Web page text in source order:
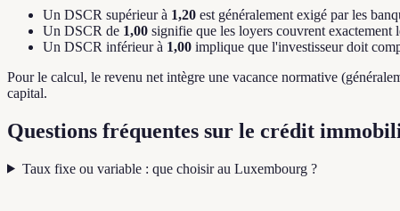
Un DSCR supérieur à 1,20 est généralement exigé par les
Un DSCR de 1,00 signifie que les loyers couvrent
Un DSCR inférieur à 1,00 implique que l'investisseur doit
Pour le calcul, le revenu net intègre une vacance normative
capital.
Questions fréquentes sur le crédit
Taux fixe ou variable : que choisir au Luxembourg ?